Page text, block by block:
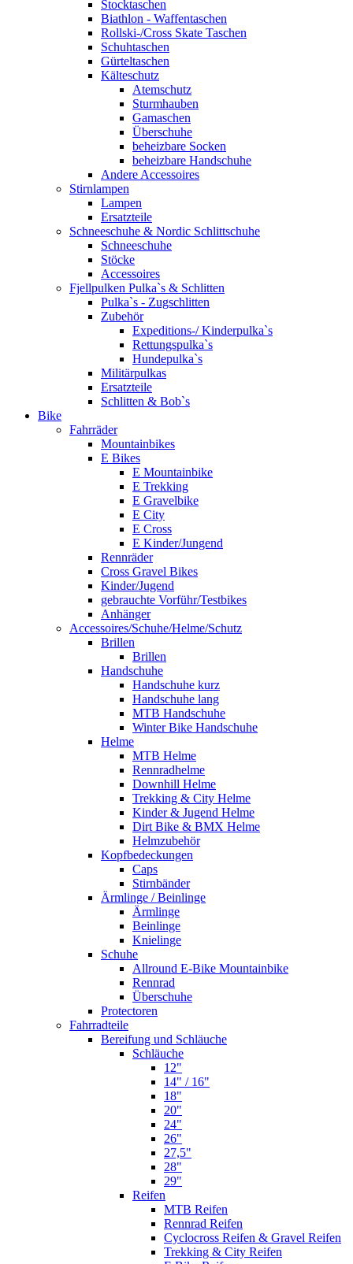
Stocktaschen
Biathlon - Waffentaschen
Rollski-/Cross Skate Taschen
Schuhtaschen
Gürteltaschen
Kälteschutz
Atemschutz
Sturmhauben
Gamaschen
Überschuhe
beheizbare Socken
beheizbare Handschuhe
Andere Accessoires
Stirnlampen
Lampen
Ersatzteile
Schneeschuhe & Nordic Schlittschuhe
Schneeschuhe
Stöcke
Accessoires
Fjellpulken Pulka`s & Schlitten
Pulka`s - Zugschlitten
Zubehör
Expeditions-/ Kinderpulka`s
Rettungspulka`s
Hundepulka`s
Militärpulkas
Ersatzteile
Schlitten & Bob`s
Bike
Fahrräder
Mountainbikes
E Bikes
E Mountainbike
E Trekking
E Gravelbike
E City
E Cross
E Kinder/Jungend
Rennräder
Cross Gravel Bikes
Kinder/Jugend
gebrauchte Vorführ/Testbikes
Anhänger
Accessoires/Schuhe/Helme/Schutz
Brillen
Brillen
Handschuhe
Handschuhe kurz
Handschuhe lang
MTB Handschuhe
Winter Bike Handschuhe
Helme
MTB Helme
Rennradhelme
Downhill Helme
Trekking & City Helme
Kinder & Jugend Helme
Dirt Bike & BMX Helme
Helmzubehör
Kopfbedeckungen
Caps
Stirnbänder
Ärmlinge / Beinlinge
Ärmlinge
Beinlinge
Knielinge
Schuhe
Allround E-Bike Mountainbike
Rennrad
Überschuhe
Protectoren
Fahrradteile
Bereifung und Schläuche
Schläuche
12"
14" / 16"
18"
20"
24"
26"
27,5"
28"
29"
Reifen
MTB Reifen
Rennrad Reifen
Cyclocross Reifen & Gravel Reifen
Trekking & City Reifen